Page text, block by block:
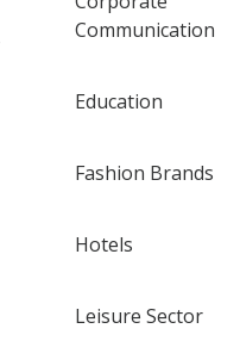
Communication
Education
Fashion Brands
Hotels
Leisure Sector